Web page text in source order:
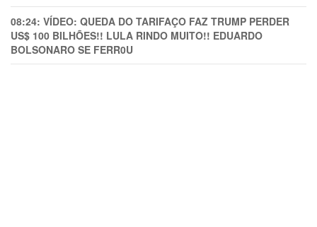
08:24: VÍDEO: QUEDA DO TARIFAÇO FAZ TRUMP PERDER
US$ 100 BILHÕES!! LULA RINDO MUITO!! EDUARDO
BOLSONARO SE FERR0U